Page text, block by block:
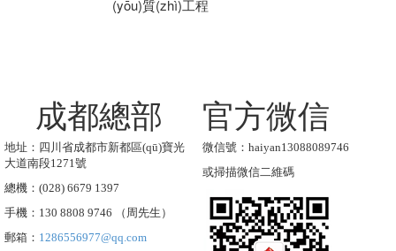
(yōu)質(zhì)工程
成都總部
地址：四川省成都市新都區(qū)寶光
大道南段1271號
總機：(028) 6679 1397
手機：130 8808 9746 （周先生）
郵箱： 1286556977@qq.com
官方微信
微信號：haiyan13088089746
或掃描微信二維碼